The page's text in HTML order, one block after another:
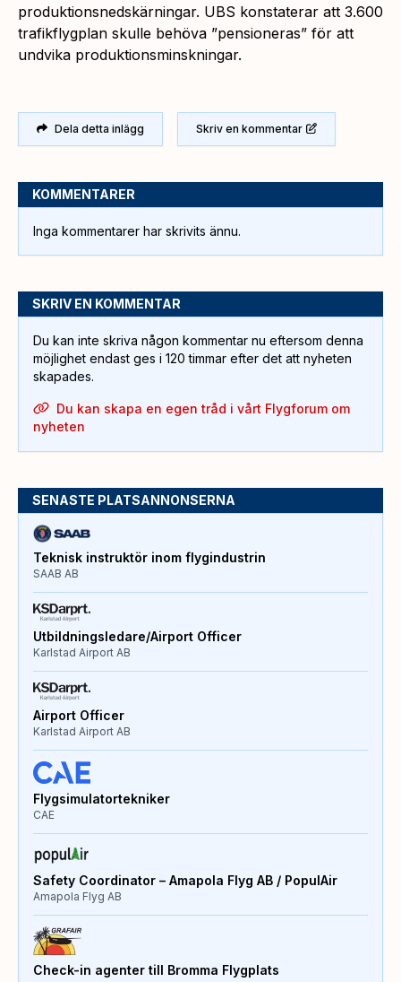
produktionsnedskärningar. UBS konstaterar att 3.600
trafikflygplan skulle behöva ”pensioneras” för att
undvika produktionsminskningar.
Dela detta inlägg Skriv en kommentar
KOMMENTARER
Inga kommentarer har skrivits ännu.
SKRIV EN KOMMENTAR
Du kan inte skriva någon kommentar nu eftersom denna
möjlighet endast ges i 120 timmar efter det att nyheten
skapades.
Du kan skapa en egen tråd i vårt Flygforum om
nyheten
SENASTE PLATSANNONSERNA
Teknisk instruktör inom flygindustrin
SAAB AB
Utbildningsledare/Airport Officer
Karlstad Airport AB
Airport Officer
Karlstad Airport AB
Flygsimulatortekniker
CAE
Safety Coordinator – Amapola Flyg AB / PopulAir
Amapola Flyg AB
Check-in agenter till Bromma Flygplats